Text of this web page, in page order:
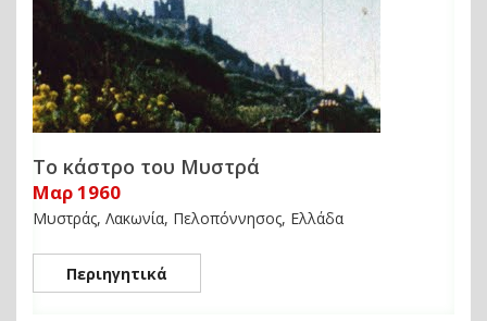
Το κάστρο του Μυστρά
Μαρ 1960
Μυστράς, Λακωνία, Πελοπόννησος, Ελλάδα
Περιηγητικά